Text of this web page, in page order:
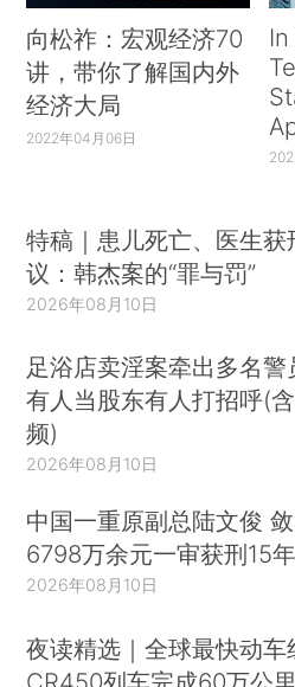
向松祚：宏观经济70
讲，带你了解国内外
经济大局
2022年04月06日
特稿｜患儿死亡、医生获
议：韩杰案的“罪与罚”
2026年08月10日
足浴店卖淫案牵出多名警
有人当股东有人打招呼(
频)
2026年08月10日
中国一重原副总陆文俊
6798万余元一审获刑15年
2026年08月10日
夜读精选｜全球最快动车